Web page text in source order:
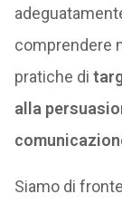
comprendere
pratiche di
alla
Siamo di